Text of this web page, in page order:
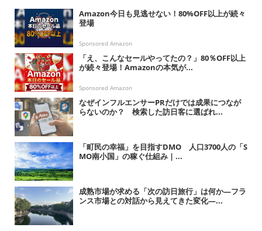
Amazon今日も見逃せない！80%OFF以上が続々
登場
Sponsored Amazon
「え、こんなセールやってたの？」80％OFF以上
が続々登場！Amazonの本気が...
Sponsored Amazon
なぜインフルエンサーPRだけでは成果につなが
らないのか？ 検索した訪日客に選ばれ...
「町民の幸福」を目指すDMO 人口3700人の「S
MO南小国」の稼ぐ仕組み | ...
成熟市場が求める「次の訪日旅行」は何か―フラ
ンス市場との対話から見えてきた変化―...